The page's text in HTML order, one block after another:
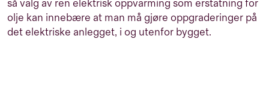
så valg av ren elektrisk oppvarming som erstatning for
olje kan innebære at man må gjøre oppgraderinger på
det elektriske anlegget, i og utenfor bygget.